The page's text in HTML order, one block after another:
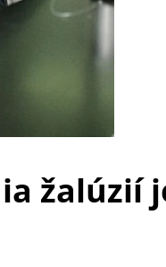
žalúzií